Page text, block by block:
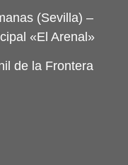
(Sevilla) –
«El Arenal»
de la Frontera